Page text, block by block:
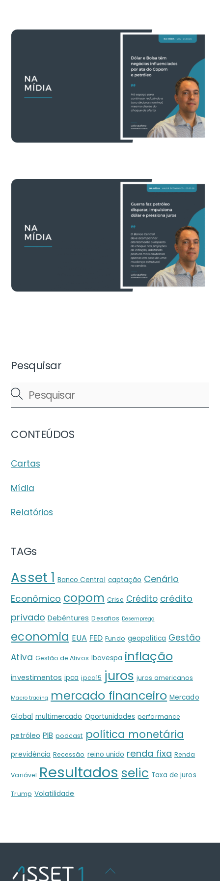
Pesquisar
CONTEÚDOS
Cartas
Mídia
Relatórios
TAGs
Asset 1 Banco Central captação Cenário
Econômico copom Crise Crédito crédito
privado Debêntures Desafios Desemprego
economia EUA FED Fundo geopolítica Gestão
Ativa Gestão de Ativos Ibovespa inflação
investimentos ipca ipca15 juros juros americanos
Macro trading mercado financeiro Mercado
Global multimercado Oportunidades performance
petróleo PIB podcast política monetária
previdência Recessão reino unido renda fixa Renda
Variável Resultados selic Taxa de juros
Trump Volatilidade
Back